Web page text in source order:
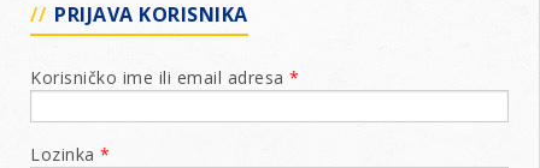
PRIJAVA KORISNIKA
Korisničko ime ili email adresa *
Lozinka *